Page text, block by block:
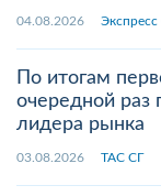
04.08.2026 Экспресс
По итогам
очередной раз
лидера рынка
03.08.2026 ТАС СГ